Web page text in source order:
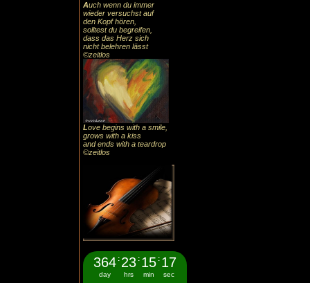
Auch wenn du immer
wieder versuchst auf
den Kopf hören,
solltest du begreifen,
dass das Herz sich
nicht belehren lässt
©zeitlos
Love begins with a smile,
grows with a kiss
and ends with a teardrop
©zeitlos
364
day
: 23
hrs
: 15
min
: 17
sec